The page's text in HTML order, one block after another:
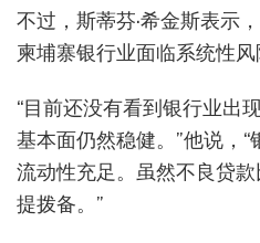
不过，斯蒂芬·希金斯表示
柬埔寨银行业面临系统性风
“目前还没有看到银行业出
基本面仍然稳健。”他说，“
流动性充足。虽然不良贷
提拨备。”